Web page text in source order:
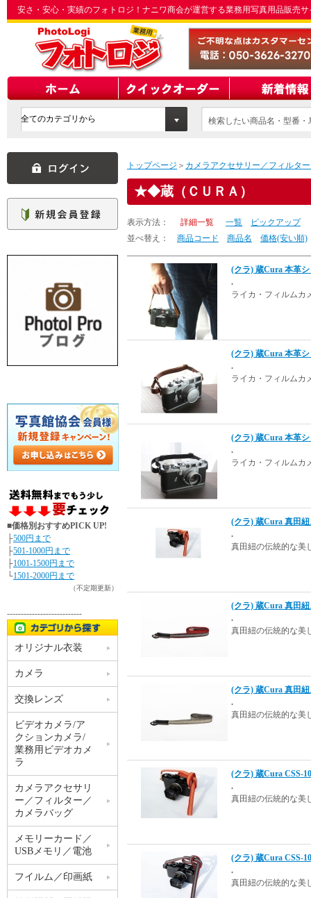
安さ・安心・実績のフォトロジ！ナニワ商会が運営する業務用写真用品販売
検索したい商品名・型番
トップページ ＞ カメラアクセサリー／フィルタ
◆蔵（ＣＵＲＡ）
表示方法： 詳細一覧 一覧
ピックアップ
並べ替え：
商品コード 商品名 価格(安い順)
(クラ) 蔵Cura 本革
.
ライカ・フィルムカ
(クラ) 蔵Cura 本革
.
ライカ・フィルムカ
(クラ) 蔵Cura 本革
.
ライカ・フィルムカ
(クラ) 蔵Cura 真田紐
.
真田紐の伝統的な美
(クラ) 蔵Cura 真田
.
真田紐の伝統的な美
(クラ) 蔵Cura 真田
.
真田紐の伝統的な美
(クラ) 蔵Cura CSS-
.
真田紐の伝統的な美
(クラ) 蔵Cura CSS-
.
真田紐の伝統的な美
■価格別おすすめPICK UP!
├500円まで
├501-1000円まで
├1001-1500円まで
└1501-2000円まで
（不定期更新）
---------------------------
オリジナル衣装
カメラ
交換レンズ
ビデオカメラ/ア
クションカメラ/
業務用ビデオカメ
ラ
カメラアクセサリ
ー／フィルター／
カメラバッグ
メモリーカード／
USBメモリ／電池
フイルム／印画紙